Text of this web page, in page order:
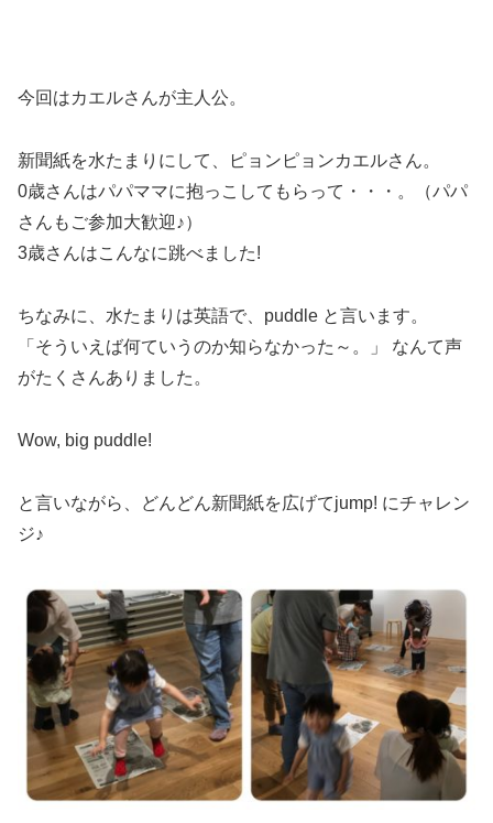
今回はカエルさんが主人公。
新聞紙を水たまりにして、ピョンピョンカエルさん。
0歳さんはパパママに抱っこしてもらって・・・。（パパ
さんもご参加大歓迎♪）
3歳さんはこんなに跳べました!
ちなみに、水たまりは英語で、puddle と言います。
「そういえば何ていうのか知らなかった～。」 なんて声
がたくさんありました。
Wow, big puddle!
と言いながら、どんどん新聞紙を広げてjump! にチャレン
ジ♪